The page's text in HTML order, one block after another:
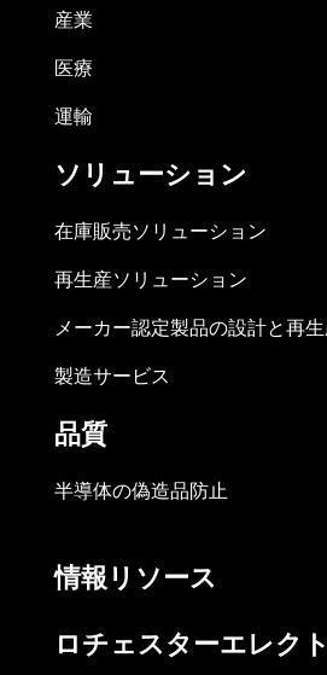
産業
医療
運輸
ソリューション
在庫販売ソリューション
再生産ソリューション
メーカー認定製品の設計と再
製造サービス
品質
半導体の偽造品防止
情報リソース
ロチェスターエレク